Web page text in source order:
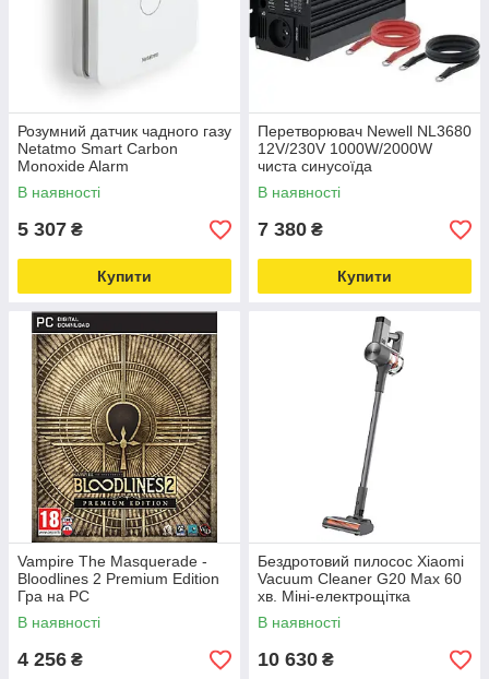
Розумний датчик чадного газу
Netatmo Smart Carbon
Monoxide Alarm
В наявності
5 307 ₴
Купити
Перетворювач Newell NL3680
12V/230V 1000W/2000W
чиста синусоїда
В наявності
7 380 ₴
Купити
Vampire The Masquerade -
Bloodlines 2 Premium Edition
Гра на PC
В наявності
4 256 ₴
Бездротовий пилосос Xiaomi
Vacuum Cleaner G20 Max 60
хв. Міні-електрощітка
В наявності
10 630 ₴